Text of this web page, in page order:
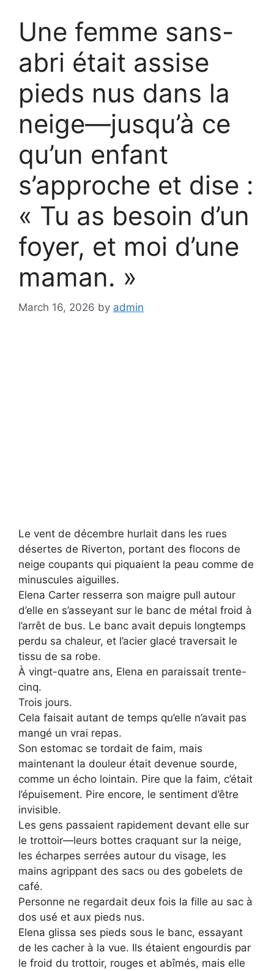
Une femme sans-
abri était assise
pieds nus dans la
neige—jusqu’à ce
qu’un enfant
s’approche et dise :
« Tu as besoin d’un
foyer, et moi d’une
maman. »
March 16, 2026 by admin
Le vent de décembre hurlait dans les rues
désertes de Riverton, portant des flocons de
neige coupants qui piquaient la peau comme de
minuscules aiguilles.
Elena Carter resserra son maigre pull autour
d’elle en s’asseyant sur le banc de métal froid à
l’arrêt de bus. Le banc avait depuis longtemps
perdu sa chaleur, et l’acier glacé traversait le
tissu de sa robe.
À vingt-quatre ans, Elena en paraissait trente-
cinq.
Trois jours.
Cela faisait autant de temps qu’elle n’avait pas
mangé un vrai repas.
Son estomac se tordait de faim, mais
maintenant la douleur était devenue sourde,
comme un écho lointain. Pire que la faim, c’était
l’épuisement. Pire encore, le sentiment d’être
invisible.
Les gens passaient rapidement devant elle sur
le trottoir—leurs bottes craquant sur la neige,
les écharpes serrées autour du visage, les
mains agrippant des sacs ou des gobelets de
café.
Personne ne regardait deux fois la fille au sac à
dos usé et aux pieds nus.
Elena glissa ses pieds sous le banc, essayant
de les cacher à la vue. Ils étaient engourdis par
le froid du trottoir, rouges et abîmés, mais elle